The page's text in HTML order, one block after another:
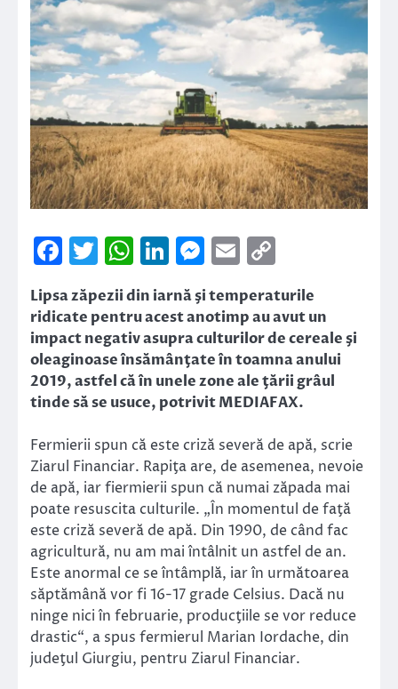
Facebook
Twitter
WhatsApp
LinkedIn
Messenger
Email
Link
Lipsa zăpezii din iarnă şi temperaturile
ridicate pentru acest anotimp au avut un
impact negativ asupra culturilor de cereale şi
oleaginoase însămânţate în toamna anului
2019, astfel că în unele zone ale ţării grâul
tinde să se usuce, potrivit MEDIAFAX.
Fermierii spun că este criză severă de apă, scrie
Ziarul Financiar. Rapiţa are, de asemenea, nevoie
de apă, iar fiermierii spun că numai zăpada mai
poate resuscita culturile. „În momentul de faţă
este criză severă de apă. Din 1990, de când fac
agricultură, nu am mai întâlnit un astfel de an.
Este anormal ce se întâmplă, iar în următoarea
săptămână vor fi 16-17 grade Celsius. Dacă nu
ninge nici în februarie, producţiile se vor reduce
drastic“, a spus fermierul Marian Iordache, din
judeţul Giurgiu, pentru Ziarul Financiar.